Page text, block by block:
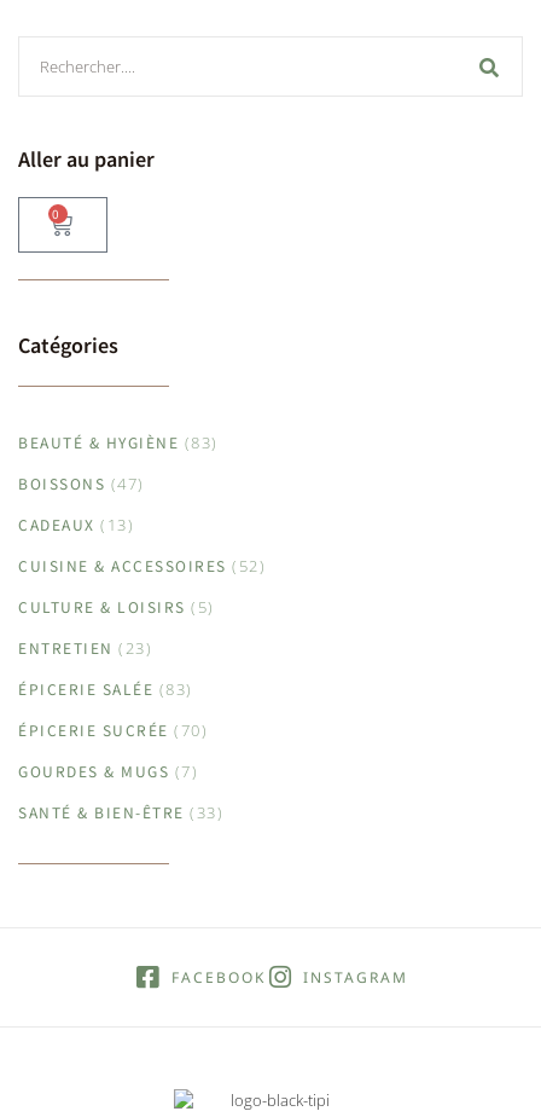
Aller au panier
0
Catégories
BEAUTÉ & HYGIÈNE (83)
BOISSONS (47)
CADEAUX (13)
CUISINE & ACCESSOIRES (52)
CULTURE & LOISIRS (5)
ENTRETIEN (23)
ÉPICERIE SALÉE (83)
ÉPICERIE SUCRÉE (70)
GOURDES & MUGS (7)
SANTÉ & BIEN-ÊTRE (33)
FACEBOOK INSTAGRAM